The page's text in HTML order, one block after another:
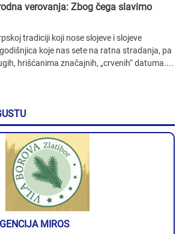
verovanja: Zbog čega slavimo
tradiciji koji nose slojeve i slojeve
koje nas sete na ratna stradanja, pa
hrišćanima značajnih, „crvenih“ datuma....
MIROS